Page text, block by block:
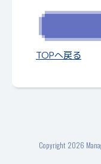
TOPへ戻る
Copyright 2026